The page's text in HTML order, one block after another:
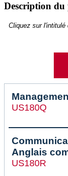
Description
Cliquez sur l'intitulé
US180Q
Anglais
US180R